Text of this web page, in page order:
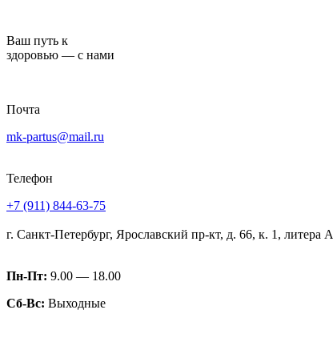
содержимому
Ваш путь к
здоровью — с нами
Почта
mk-partus@mail.ru
Телефон
+7 (911) 844-63-75
г. Санкт-Петербург, Ярославский пр-кт, д. 66, к. 1, литера А
Пн-Пт: 9.00 — 18.00
Сб-Вс: Выходные